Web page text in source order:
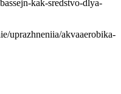
kak-sredstvo-dlya-
uprazhneniia/akvaaerobika-